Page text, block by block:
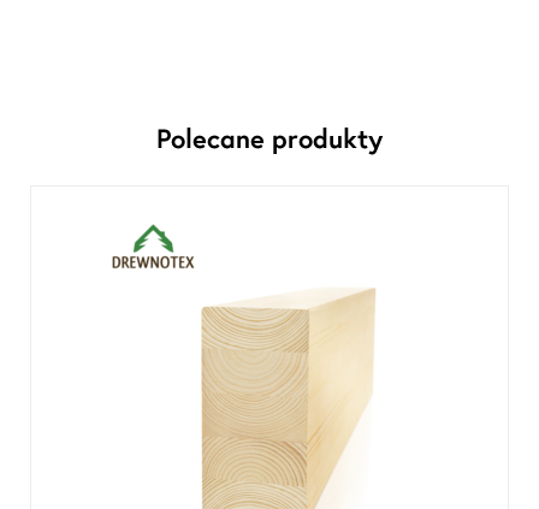
Polecane produkty